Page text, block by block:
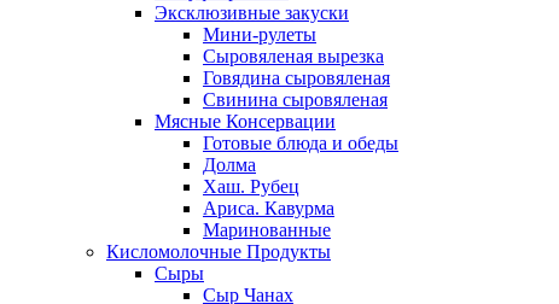
Эксклюзивные закуски
Мини-рулеты
Сыровяленая вырезка
Говядина сыровяленая
Свинина сыровяленая
Мясные Консервации
Готовые блюда и обеды
Долма
Хаш. Рубец
Ариса. Кавурма
Маринованные
Кисломолочные Продукты
Сыры
Сыр Чанах